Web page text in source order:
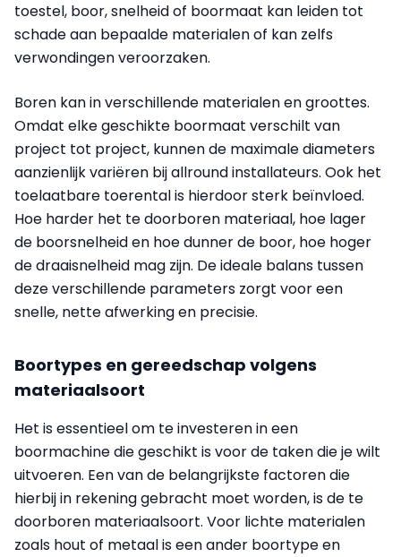
toestel, boor, snelheid of boormaat kan leiden tot
schade aan bepaalde materialen of kan zelfs
verwondingen veroorzaken.
Boren kan in verschillende materialen en groottes.
Omdat elke geschikte boormaat verschilt van
project tot project, kunnen de maximale diameters
aanzienlijk variëren bij allround installateurs. Ook het
toelaatbare toerental is hierdoor sterk beïnvloed.
Hoe harder het te doorboren materiaal, hoe lager
de boorsnelheid en hoe dunner de boor, hoe hoger
de draaisnelheid mag zijn. De ideale balans tussen
deze verschillende parameters zorgt voor een
snelle, nette afwerking en precisie.
Boortypes en gereedschap volgens
materiaalsoort
Het is essentieel om te investeren in een
boormachine die geschikt is voor de taken die je wilt
uitvoeren. Een van de belangrijkste factoren die
hierbij in rekening gebracht moet worden, is de te
doorboren materiaalsoort. Voor lichte materialen
zoals hout of metaal is een ander boortype en